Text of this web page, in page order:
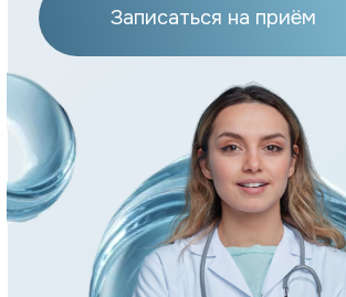
5.0